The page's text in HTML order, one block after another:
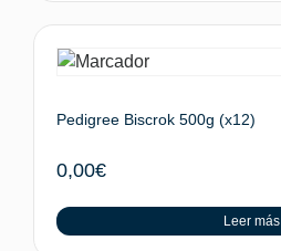
Pedigree Biscrok 500g (x12)
0,00€
Leer más